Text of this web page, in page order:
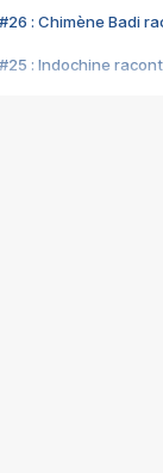
#26 : Chimène Badi
#25 : Indochine